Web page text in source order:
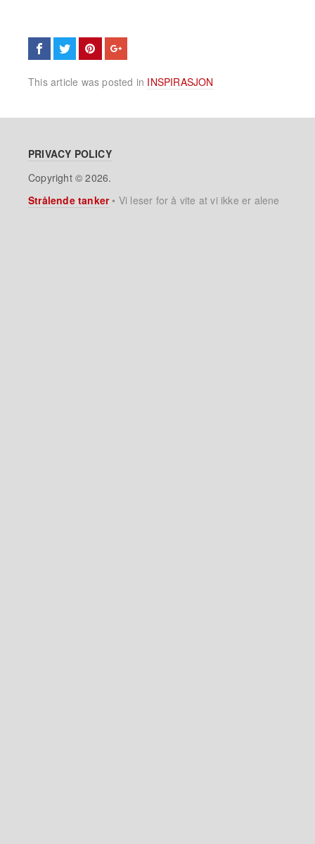
This article was posted in INSPIRASJON
PRIVACY POLICY
Copyright © 2026.
Strålende tanker• Vi leser for å vite at vi ikke er alene